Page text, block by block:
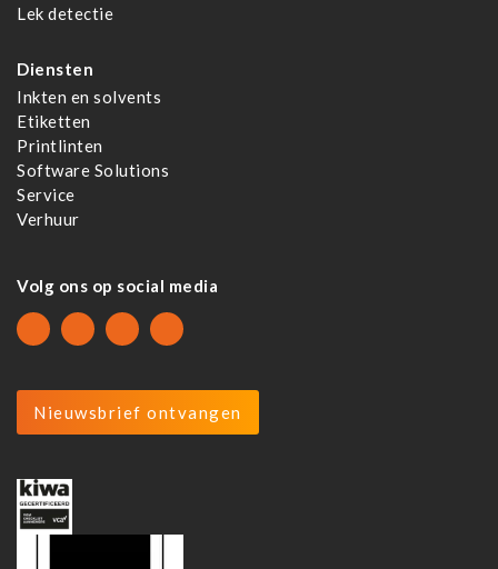
Lek detectie
Diensten
Inkten en solvents
Etiketten
Printlinten
Software Solutions
Service
Verhuur
Volg ons op social media
Nieuwsbrief ontvangen